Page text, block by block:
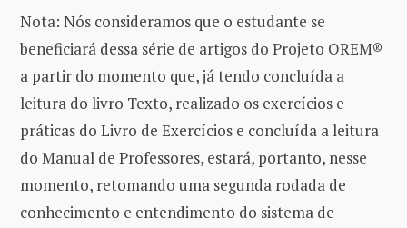
Nota: Nós consideramos que o estudante se
beneficiará dessa série de artigos do Projeto OREM®
a partir do momento que, já tendo concluída a
leitura do livro Texto, realizado os exercícios e
práticas do Livro de Exercícios e concluída a leitura
do Manual de Professores, estará, portanto, nesse
momento, retomando uma segunda rodada de
conhecimento e entendimento do sistema de